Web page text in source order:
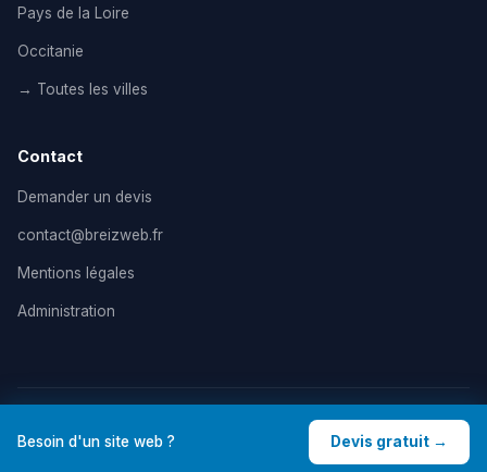
Besoin d'un site web ? Devis gratuit →
Pays de la Loire
Occitanie
→ Toutes les villes
Contact
Demander un devis
contact@breizweb.fr
Mentions légales
Administration
© 2026 BreizWeb — Agence de création de site internet en
France. Tous droits réservés. |
Mentions légales